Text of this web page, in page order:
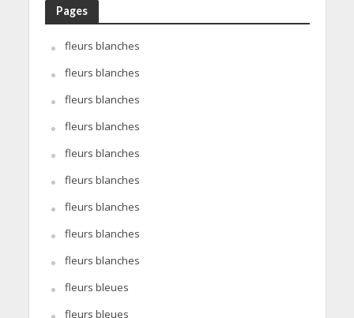
Pages
fleurs blanches
fleurs blanches
fleurs blanches
fleurs blanches
fleurs blanches
fleurs blanches
fleurs blanches
fleurs blanches
fleurs blanches
fleurs bleues
fleurs bleues